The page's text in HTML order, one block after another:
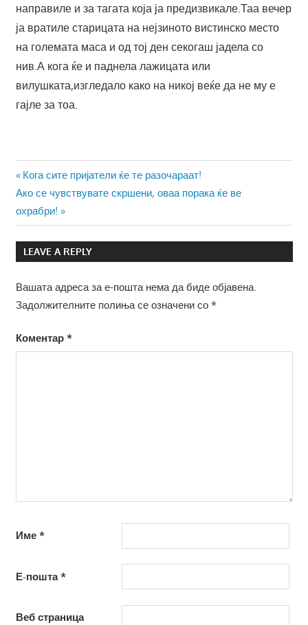
направиле и за тагата која ја предизвикале.Таа вечер
ја вратиле старицата на нејзиното вистинско место
на големата маса и од тој ден секогаш јадела со
нив.А кога ќе и паднела лажицата или
вилушката,изгледало како на никој веќе да не му е
гајле за тоа.
Навигација
на
напис
Previous
Post:
Кога сите пријатели ќе те разочараат!
Next
Post:
Ако се чувствувате скршени, оваа порака ќе ве
охрабри!
LEAVE A REPLY
Вашата адреса за е-пошта нема да биде објавена.
Задолжителните полиња се означени со *
Коментар *
Име *
Е-пошта*
Веб страница